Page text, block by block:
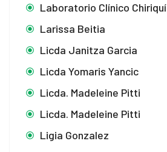
Laboratorio Clínico Chiriquí
Larissa Beitia
Licda Janitza Garcia
Licda Yomaris Yancic
Licda. Madeleine Pitti
Licda. Madeleine Pitti
Ligia Gonzalez